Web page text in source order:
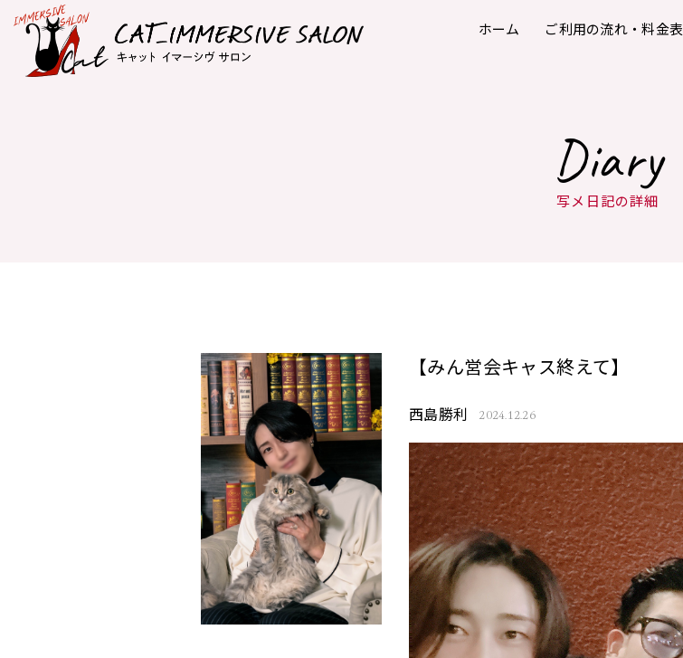
ホーム ご利用の流れ・料金表
Diary
写メ日記の詳細
【みん営会キャス終えて】
西島勝利 2024.12.26